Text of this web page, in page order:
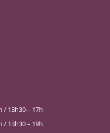
/ 13h30 – 17h
/ 13h30 – 19h